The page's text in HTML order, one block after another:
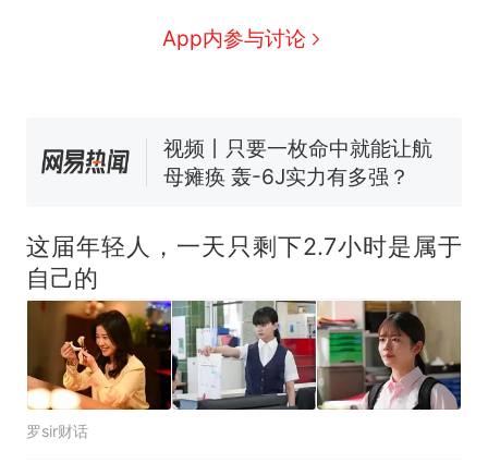
App内参与讨论
国大使骑行绕了几乎整个国境
搬家报价570元，搬到楼下交
空调24小时开着反而更省电？
电力部门回应
试前13名均遭淘汰？教育局：
核查
全部作废，公平么？
这届年轻人，一天只剩下2.7小时是属于
自己的
罗sir财话